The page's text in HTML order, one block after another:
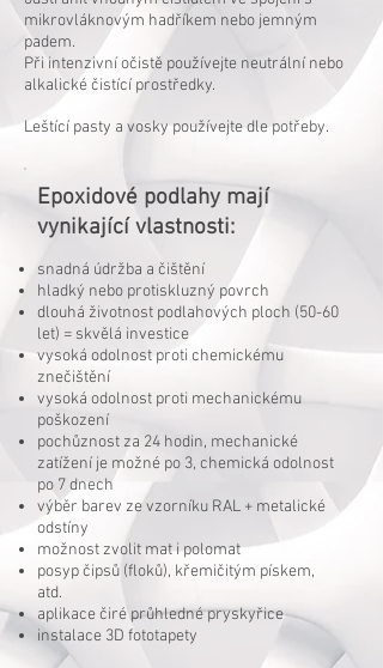
mikrovláknovým hadříkem nebo jemným
padem.
Při intenzivní očistě používejte neutrální nebo
alkalické čistící prostředky.
Leštící pasty a vosky používejte dle potřeby.
Epoxidové podlahy mají
vynikající vlastnosti:
snadná údržba a čištění
hladký nebo protiskluzný povrch
dlouhá životnost podlahových ploch (50-60
let) = skvělá investice
vysoká odolnost proti chemickému
znečištění
vysoká odolnost proti mechanickému
poškození
pochůznost za 24 hodin, mechanické
zatížení je možné po 3, chemická odolnost
po 7 dnech
výběr barev ze vzorníku RAL + metalické
odstíny
možnost zvolit mat i polomat
posyp čipsů (floků), křemičitým pískem,
atd.
aplikace čiré průhledné pryskyřice
instalace 3D fototapety